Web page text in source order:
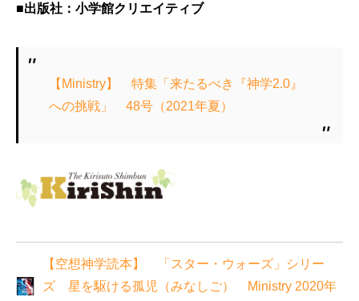
■出版社：小学館クリエイティブ
【Ministry】 特集「来たるべき『神学2.0』
への挑戦」 48号（2021年夏）
【空想神学読本】 「スター・ウォーズ」シリー
ズ 星を駆ける孤児（みなしご） Ministry 2020年